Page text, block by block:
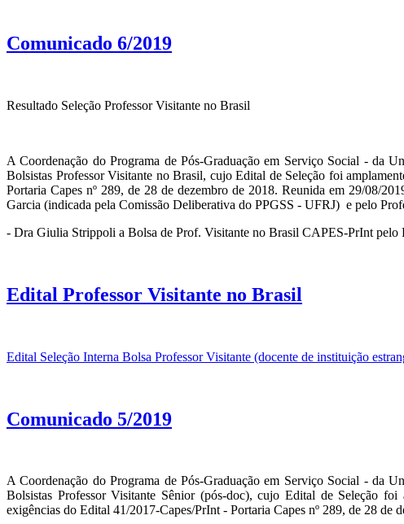
Comunicado 6/2019
Resultado Seleção Professor Visitante no Brasil
A Coordenação do Programa de Pós-Graduação em Serviço Social - da
Bolsistas Professor Visitante no Brasil, cujo Edital de Seleção foi
Portaria Capes nº 289, de 28 de dezembro de 2018. Reunida em 29/08/
Garcia (indicada pela Comissão Deliberativa do PPGSS - UFRJ) e pelo
- Dra Giulia Strippoli a Bolsa de Prof. Visitante no Brasil CAPES-PrInt pelo
Edital Professor Visitante no Brasil
Edital Seleção Interna Bolsa Professor Visitante (docente de instituição
Comunicado 5/2019
A Coordenação do Programa de Pós-Graduação em Serviço Social - da
Bolsistas Professor Visitante Sênior (pós-doc), cujo Edital de Seleção
exigências do Edital 41/2017-Capes/PrInt - Portaria Capes nº 289, de 28 de